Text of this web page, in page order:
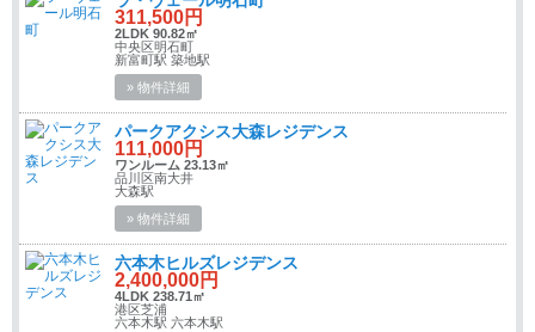
311,500円
2LDK 90.82㎡
中央区明石町
新富町駅 築地駅
» 物件詳細
パークアクシス大森レジデンス
111,000円
ワンルーム 23.13㎡
品川区南大井
大森駅
» 物件詳細
六本木ヒルズレジデンス
2,400,000円
4LDK 238.71㎡
港区芝浦
六本木駅 六本木駅